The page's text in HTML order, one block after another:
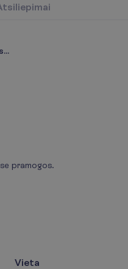
pramogos.
Vieta